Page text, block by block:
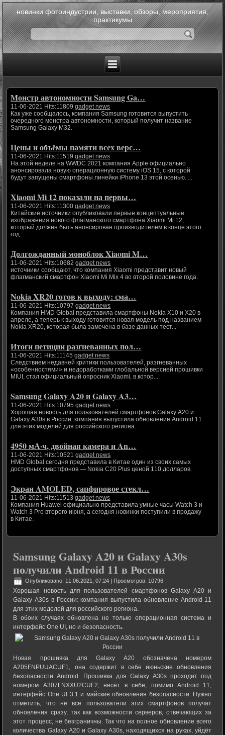
новинки фотоиндустрии, выставки, обзоры, мероприятия,
практикумы
Монстр автономности Samsung Ga…
11-06-2021 Hits:11809gadget news
Как уже сообщалось, компания Samsung готовится выпустить
очередного монстра автономности, который получит название
Samsung Galaxy M32.
Цены и объёмы памяти всех верс…
11-06-2021 Hits:11519gadget news
На этой неделе на WWDC 2021 компания Apple официально
анонсировала новую операционную систему iOS 15, с которой
будут запущены смартфоны линейки iPhone 13 этой осенью. ...
Xiaomi Mi 12 показали на первы…
11-06-2021 Hits:11300gadget news
Китайские источники опубликовали первые концептуальные
изображения нового флагманского смартфона Xiaomi Mi 12,
который должен быть анонсирован производителем в конце этого
год...
Долгожданный моноблок Xiaomi M…
11-06-2021 Hits:10682gadget news
источники сообщают, что компания Xiaomi представит новый
флагманский смартфон Xiaomi Mi Mix 4 во второй половине года.
Nokia XR20 готов к выходу: сма…
11-06-2021 Hits:10797gadget news
Компания HMD Global представила смартфоны Nokia X10 и X20 в
апреле, а теперь к выходу готовится новая модель под названием
Nokia XR20, которая была замечена в базе данных тест...
Итоги петиции разгневанных пол…
11-06-2021 Hits:11145gadget news
Следствием недавней критики пользователей, разгневанных
«особенностями» и недоработками глобальной версией прошивки
MIUI, стал официальный опросник Xiaomi, в котор...
Samsung Galaxy A20 и Galaxy A3…
11-06-2021 Hits:10795gadget news
Хорошая новость для пользователей смартфонов Galaxy A20 и
Galaxy A30s в России: компания выпустила обновление Android 11
для этих моделей для российского региона.
4950 мА·ч, двойная камера и An…
11-06-2021 Hits:10521gadget news
HMD Global сегодня представила в Китае один из своих самых
доступных смартфонов — Nokia C20 Plus ценой 110 долларов.
Экран AMOLED, сапфировое стекл…
11-06-2021 Hits:11513gadget news
Компания Huawei официально представила умные часы Watch 3 и
Watch 3 Pro второго июня, а сегодня новинки поступили в продажу
в Китае.
Samsung Galaxy A20 и Galaxy A30s
получили Android 11 в России
Опубликовано: 11.06.2021, 07:24 | Просмотров: 10796
Хорошая новость для пользователей смартфонов Galaxy A20 и
Galaxy A30s в России: компания выпустила обновление Android 11
для этих моделей для российского региона.
В обоих случаях обновлена не только операционная система и
интерфейс One UI, но и безопасность.
Новая прошивка для Galaxy A20 обозначена номером
A205FNPUUACUF1, она содержит в себе июньские обновления
безопасности Android. Прошивка для Galaxy A30s проходит под
номером A307FNXXU2CUF2, несёт в себе, помимо Android 11,
интерфейс One UI 3.1 и майские обновления безопасности. Нужно
отметить, что не все пользователи этих смартфонов получат
обновления сразу, так как возможности серверов, отвечающих за
этот процесс, не безграничны. Так что на полное обновление всего
количества Galaxy A20 и Galaxy A30s, находящихся на руках, уйдёт